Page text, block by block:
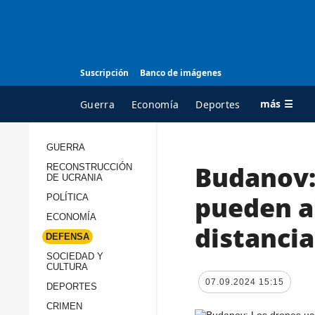
Suscripción Banco de imágenes
Guerra Economía Deportes más ☰
TODAS LAS
Reconstrucción de
GUERRA
RECONSTRUCCIÓN
DE UCRANIA
POLÍTICA
ECONOMÍA
DEFENSA
SOCIEDAD Y
CULTURA
DEPORTES
CRIMEN
pueden
07.09.2024 15:15